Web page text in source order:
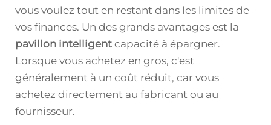
vous voulez tout en restant dans les limites de
vos finances. Un des grands avantages est la
pavillon intelligent capacité à épargner.
Lorsque vous achetez en gros, c'est
généralement à un coût réduit, car vous
achetez directement au fabricant ou au
fournisseur.